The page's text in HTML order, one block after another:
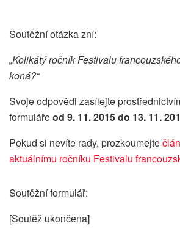
Soutěžní otázka zní:
„Kolikátý ročník Festivalu
koná?“
Svoje odpovědi zasílejte
formulářeod 9. 11. 2015 do 13. 11.
Pokud si nevíte rady, prozkoumejte
aktuálnímu ročníku Festivalu
Soutěžní formulář:
[Soutěž ukončena]